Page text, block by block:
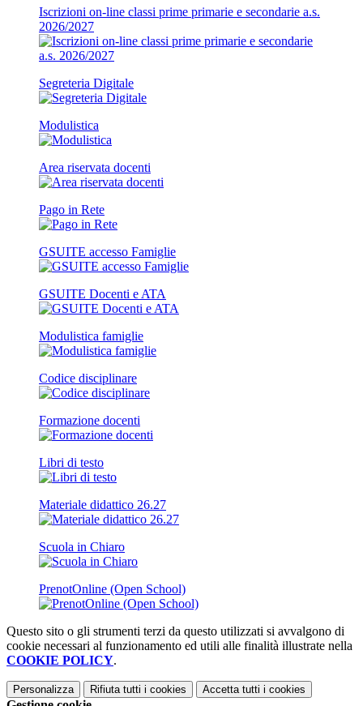
Iscrizioni on-line classi prime primarie e secondarie a.s.
2026/2027
Segreteria Digitale
Modulistica
Area riservata docenti
Pago in Rete
GSUITE accesso Famiglie
GSUITE Docenti e ATA
Modulistica famiglie
Codice disciplinare
Formazione docenti
Libri di testo
Materiale didattico 26.27
Scuola in Chiaro
PrenotOnline (Open School)
Questo sito o gli strumenti terzi da questo utilizzati si avvalgono di
cookie necessari al funzionamento ed utili alle finalità illustrate nella
COOKIE POLICY.
Personalizza Rifiuta tutti i cookies Accetta tutti i cookies